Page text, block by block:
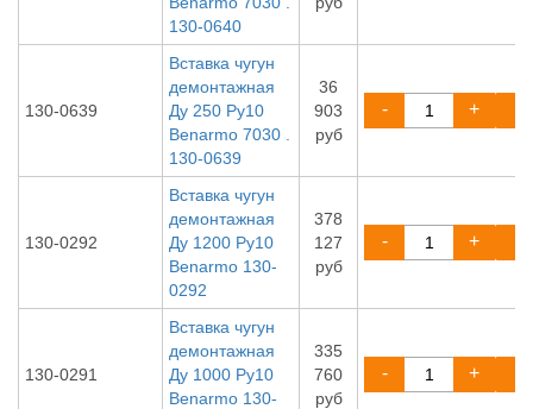
130-0640
130-0639
Вставка чугун
демонтажная
Ду 250 Ру10
Benarmo 7030 .
130-0639
36
903
руб
- +
130-0292
Вставка чугун
демонтажная
Ду 1200 Ру10
Benarmo 130-
0292
378
127
руб
- +
130-0291
Вставка чугун
демонтажная
Ду 1000 Ру10
Benarmo 130-
335
760
руб
- +